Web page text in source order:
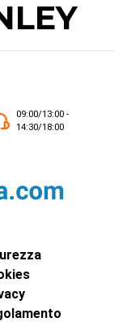
09:00/13:00 -
14:30/18:00